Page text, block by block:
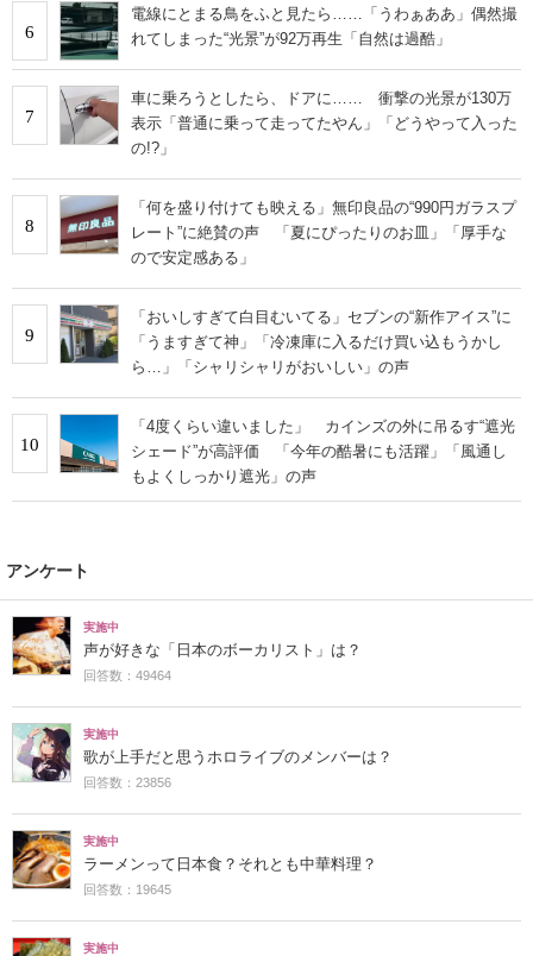
6
電線にとまる鳥をふと見たら……「うわぁああ」偶然撮
れてしまった“光景”が92万再生「自然は過酷」
7
車に乗ろうとしたら、ドアに…… 衝撃の光景が130万
表示「普通に乗って走ってたやん」「どうやって入った
の!?」
8
「何を盛り付けても映える」無印良品の“990円ガラスプ
レート”に絶賛の声 「夏にぴったりのお皿」「厚手な
ので安定感ある」
9
「おいしすぎて白目むいてる」セブンの“新作アイス”に
「うますぎて神」「冷凍庫に入るだけ買い込もうかし
ら…」「シャリシャリがおいしい」の声
10
「4度くらい違いました」 カインズの外に吊るす“遮光
シェード”が高評価 「今年の酷暑にも活躍」「風通し
もよくしっかり遮光」の声
アンケート
実施中
声が好きな「日本のボーカリスト」は？
回答数：49464
実施中
歌が上手だと思うホロライブのメンバーは？
回答数：23856
実施中
ラーメンって日本食？それとも中華料理？
回答数：19645
実施中